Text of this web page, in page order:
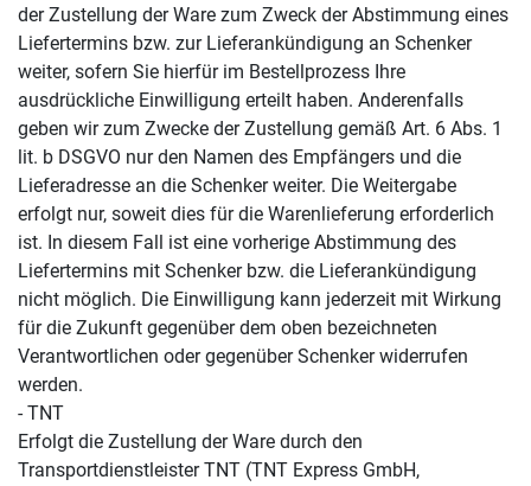
der Zustellung der Ware zum Zweck der Abstimmung eines
Liefertermins bzw. zur Lieferankündigung an Schenker
weiter, sofern Sie hierfür im Bestellprozess Ihre
ausdrückliche Einwilligung erteilt haben. Anderenfalls
geben wir zum Zwecke der Zustellung gemäß Art. 6 Abs. 1
lit. b DSGVO nur den Namen des Empfängers und die
Lieferadresse an die Schenker weiter. Die Weitergabe
erfolgt nur, soweit dies für die Warenlieferung erforderlich
ist. In diesem Fall ist eine vorherige Abstimmung des
Liefertermins mit Schenker bzw. die Lieferankündigung
nicht möglich. Die Einwilligung kann jederzeit mit Wirkung
für die Zukunft gegenüber dem oben bezeichneten
Verantwortlichen oder gegenüber Schenker widerrufen
werden.
- TNT
Erfolgt die Zustellung der Ware durch den
Transportdienstleister TNT (TNT Express GmbH,